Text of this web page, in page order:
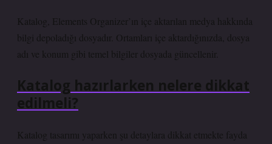
Katalog, Elements Organizer’ın içe aktarılan medya hakkında
bilgi depoladığı dosyadır. Ortamları içe aktardığınızda, dosya
adı ve konum gibi temel bilgiler dosyada güncellenir.
Katalog hazırlarken nelere dikkat
edilmeli?
Katalog tasarımı yaparken şu detaylara dikkat etmekte fayda